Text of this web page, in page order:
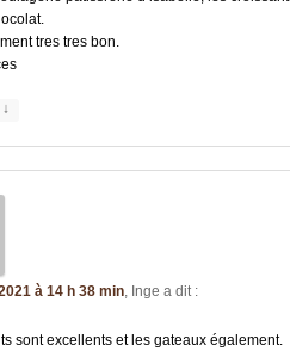
tres tres bon.
↓
à 14 h 38 min, Inge a dit :
sont excellents et les gateaux également.